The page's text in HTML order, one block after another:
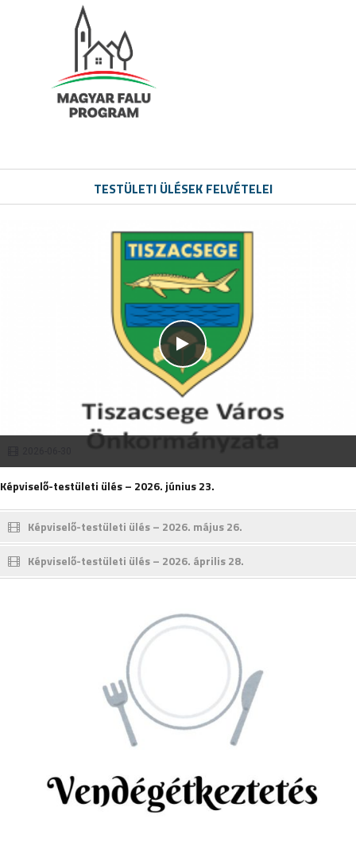
TESTÜLETI ÜLÉSEK FELVÉTELEI
Képviselő-testületi ülés – 2026. június 23.
Képviselő-testületi ülés – 2026. május 26.
Képviselő-testületi ülés – 2026. április 28.